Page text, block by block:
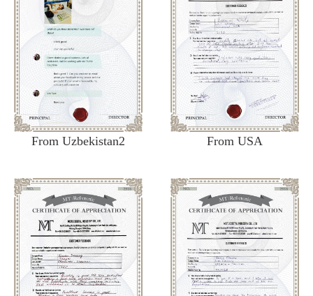
From Uzbekistan2 From USA